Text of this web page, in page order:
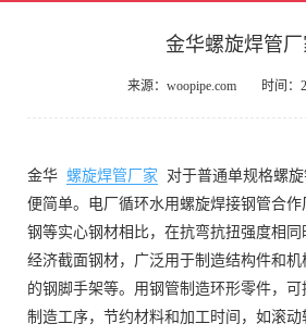
金华螺旋焊管厂
来源：woopipe.com 时间：
金华 螺旋焊管厂家
对于普通单规格螺
便简单。电厂循环水用螺旋焊接钢管合作
钢等实心钢材相比，在抗弯抗扭强度相
经济截面钢材，广泛用于制造结构件和
的钢脚手架等。用钢管制造环形零件，
制造工序，节约材料和加工时间，如滚